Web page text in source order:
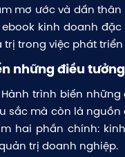
mơ ước và dấn
ebook kinh doanh
trong việc phát
những điều
trình biến
sắc mà còn là
hai phần chính:
trị doanh nghiệp.